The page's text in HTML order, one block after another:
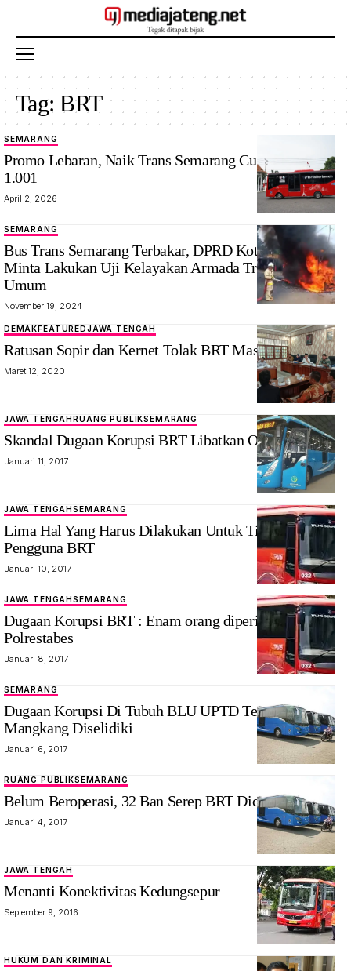
Tag:BRT
SEMARANG
Promo Lebaran, Naik Trans Semarang Cuma Bayar Rp
1.001
April 2, 2026
SEMARANG
Bus Trans Semarang Terbakar, DPRD Kota Semarang
Minta Lakukan Uji Kelayakan Armada Transportasi
Umum
November 19, 2024
DEMAKFEATUREDJAWA TENGAH
Ratusan Sopir dan Kernet Tolak BRT Masuk Demak
Maret 12, 2020
JAWA TENGAHRUANG PUBLIKSEMARANG
Skandal Dugaan Korupsi BRT Libatkan Orang Dalam
Januari 11, 2017
JAWA TENGAHSEMARANG
Lima Hal Yang Harus Dilakukan Untuk Tingkatkan
Pengguna BRT
Januari 10, 2017
JAWA TENGAHSEMARANG
Dugaan Korupsi BRT : Enam orang diperiksa Tipikor
Polrestabes
Januari 8, 2017
SEMARANG
Dugaan Korupsi Di Tubuh BLU UPTD Terminal
Mangkang Diselidiki
Januari 6, 2017
RUANG PUBLIKSEMARANG
Belum Beroperasi, 32 Ban Serep BRT Dicuri
Januari 4, 2017
JAWA TENGAH
Menanti Konektivitas Kedungsepur
September 9, 2016
HUKUM DAN KRIMINAL